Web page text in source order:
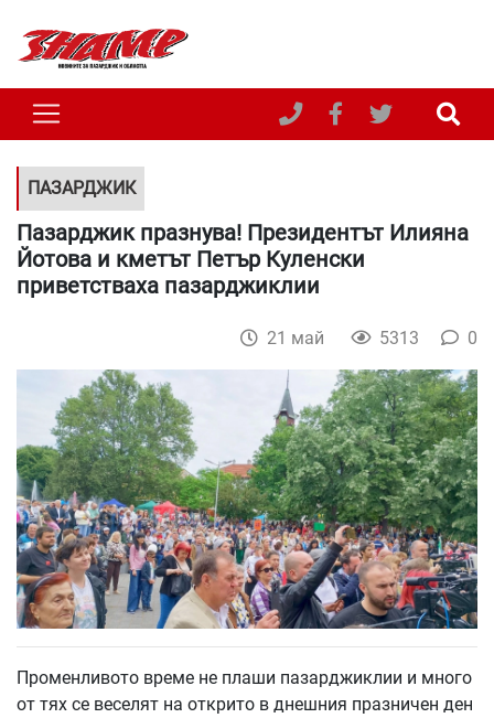
ПАЗАРДЖИК
Пазарджик празнува! Президентът Илияна
Йотова и кметът Петър Куленски
приветстваха пазарджиклии
21 май 5313 0
Променливото време не плаши пазарджиклии и много
от тях се веселят на открито в днешния празничен ден